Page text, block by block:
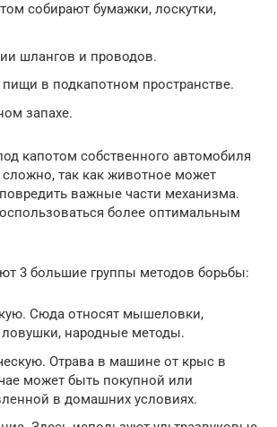
собирают бумажки, лоскутки,
шлангов и проводов.
пищи в подкапотном пространстве.
запахе.
капотом собственного автомобиля
так как животное может
важные части механизма.
более оптимальным
3 большие группы методов борьбы:
Сюда относят мышеловки,
народные методы.
Отрава в машине от крыс в
может быть покупной или
в домашних условиях.